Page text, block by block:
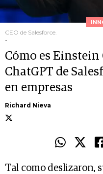
CEO de Salesforce.
-
Cómo es Einstein
ChatGPT de
en empresas
Richard Nieva
Tal como deslizaron,